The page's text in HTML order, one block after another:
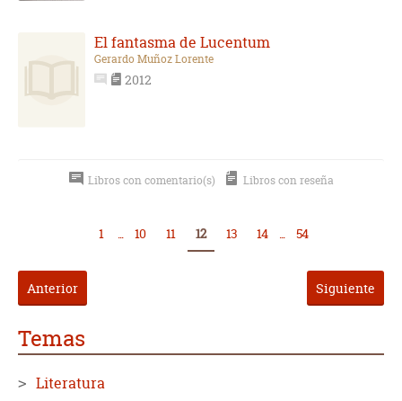
El fantasma de Lucentum
Gerardo Muñoz Lorente
2012
Libros con comentario(s) Libros con reseña
Anterior
1 ... 10 11 12 13 14 ... 54
Siguiente
Temas
Literatura